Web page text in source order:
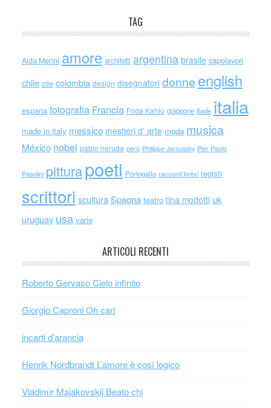
TAG
Alda Merini amore architetti argentina brasile capolavori
chile cile colombia design disegnatori donne english
espana fotografia Francia Frida Kahlo giappone iliade italia
made in italy messico mestieri d' arte moda musica
México nobel pablo neruda perù Philippe Jaroussky Pier Paolo
Pasolini pitturapoeti Portogallo racconti brevi registi
scrittori scultura Spagna teatro tina modotti uk
uruguay usa varie
ARTICOLI RECENTI
Roberto Gervaso Cielo infinito
Giorgio Caproni Oh cari
incarti d’arancia
Henrik Nordbrandt L’amore è così logico
Vladimir Majakovskij Beato chi